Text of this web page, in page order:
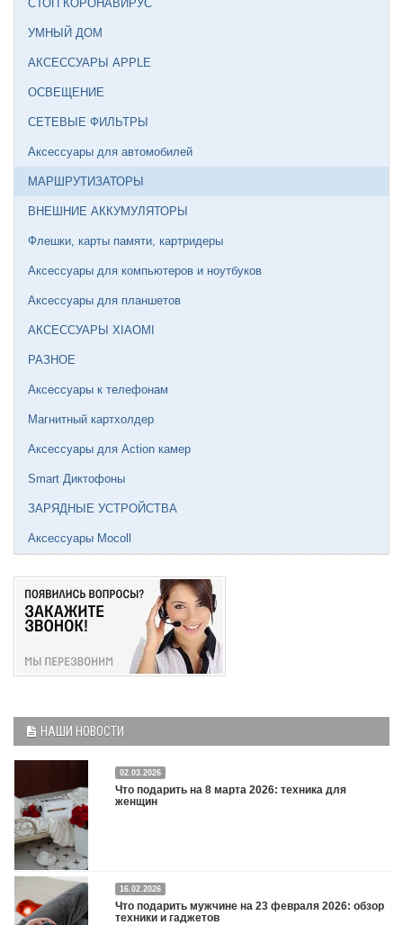
СТОП КОРОНАВИРУС
УМНЫЙ ДОМ
АКСЕССУАРЫ APPLE
ОСВЕЩЕНИЕ
СЕТЕВЫЕ ФИЛЬТРЫ
Аксессуары для автомобилей
МАРШРУТИЗАТОРЫ
ВНЕШНИЕ АККУМУЛЯТОРЫ
Флешки, карты памяти, картридеры
Аксессуары для компьютеров и ноутбуков
Аксессуары для планшетов
АКСЕССУАРЫ XIAOMI
РАЗНОЕ
Аксессуары к телефонам
Магнитный картхолдер
Аксессуары для Action камер
Smart Диктофоны
ЗАРЯДНЫЕ УСТРОЙСТВА
Аксессуары Mocoll
НАШИ НОВОСТИ
02.03.2026
Что подарить на 8 марта 2026: техника для
женщин
Что подарить на 8 марта 2026: техника для женщин
16.02.2026
Что подарить мужчине на 23 февраля 2026: обзор
техники и гаджетов